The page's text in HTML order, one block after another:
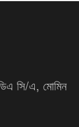
সি/এ, মোমিন